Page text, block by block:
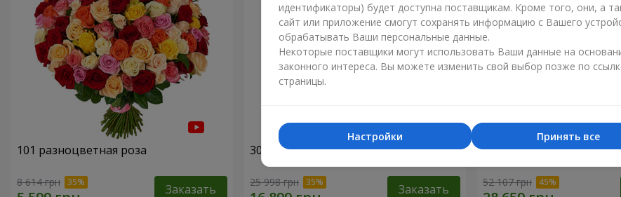
101 разноцветная роза
8 614 грн Заказать
301 красная роза
25 998 грн Заказать
501 красная роза
52 107 грн
идентификаторы) будет доступна поставщикам. Кроме того, они, а
сайт или приложение смогут сохранять информацию с Вашего
обрабатывать Ваши персональные данные.
Некоторые поставщики могут использовать Ваши данные на
законного интереса. Вы можете изменить свой выбор позже по
страницы.
Принять все
Настройки